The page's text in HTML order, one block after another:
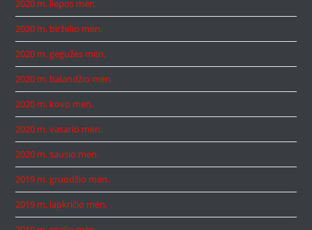
2020 m. liepos mėn.
2020 m. birželio mėn.
2020 m. gegužės mėn.
2020 m. balandžio mėn.
2020 m. kovo mėn.
2020 m. vasario mėn.
2020 m. sausio mėn.
2019 m. gruodžio mėn.
2019 m. lapkričio mėn.